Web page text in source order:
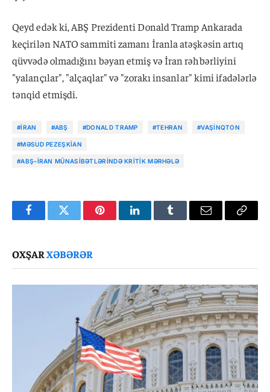
Qeyd edək ki, ABŞ Prezidenti Donald Tramp Ankarada
keçirilən NATO sammiti zamanı İranla atəşkəsin artıq
qüvvədə olmadığını bəyan etmiş və İran rəhbərliyini
"yalançılar", "alçaqlar" və "zorakı insanlar" kimi ifadələrlə
tənqid etmişdi.
#İRAN #ABŞ #DONALD TRAMP #TEHRAN #VAŞINQTON
#MƏSUD PEZEŞKIAN
#ABŞ–İRAN MÜNASIBƏTLƏRINDƏ KRITIK MƏRHƏLƏ
FacebookTwitter PinterestLinkedInTumblr Email
Copy
OXŞARXƏBƏRƏR